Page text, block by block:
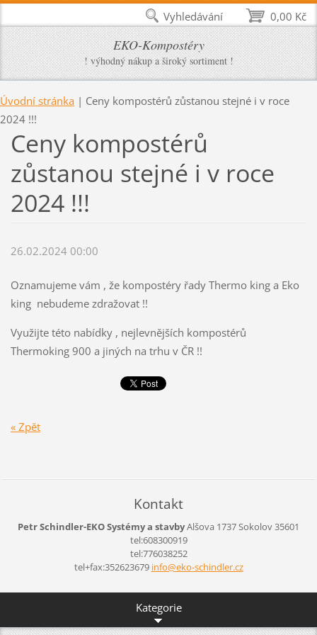
EKO-Kompostéry
! výhodný nákup a široký sortiment !
Úvodní stránka | Ceny kompostérů zůstanou stejné i v roce
2024 !!!
Ceny kompostérů
zůstanou stejné i v roce
2024 !!!
26.02.2024 00:00
Oznamujeme vám , že kompostéry řady Thermo king a Eko
king nebudeme zdražovat !!
Využijte této nabídky , nejlevnějších kompostérů
Thermoking 900 a jiných na trhu v ČR !!
« Zpět
Kontakt
Petr Schindler-EKO Systémy a stavbyAlšova 1737Sokolov35601
tel:608300919
tel:776038252
tel+fax:352623679 info@eko-schindler.cz
Kategorie
0,00 Kč
Vyhledávání